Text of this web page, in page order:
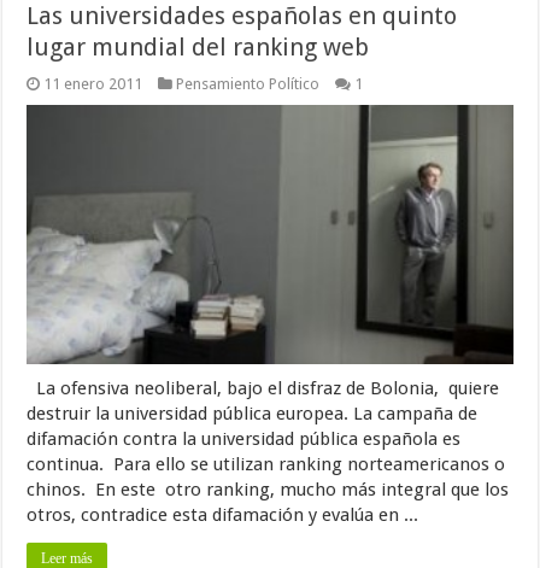
Las universidades españolas en quinto
lugar mundial del ranking web
11 enero 2011 Pensamiento Político 1
La ofensiva neoliberal, bajo el disfraz de Bolonia, quiere
destruir la universidad pública europea. La campaña de
difamación contra la universidad pública española es
continua. Para ello se utilizan ranking norteamericanos o
chinos. En este otro ranking, mucho más integral que los
otros, contradice esta difamación y evalúa en ...
Leer más